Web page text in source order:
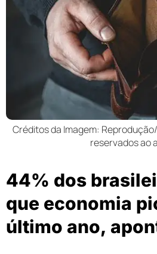
Créditos da Imagem:
reservados ao
44% dos
que economia
último ano,